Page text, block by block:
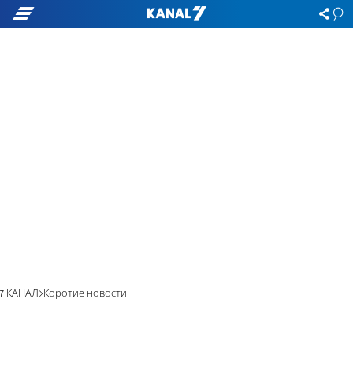
7 КАНАЛ Коротие новости